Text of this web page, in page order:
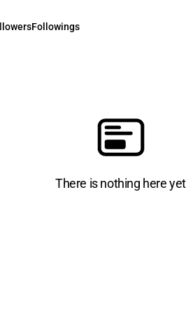
Followings
There is nothing here yet